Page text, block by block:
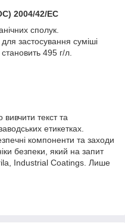
2004/42/EC
сполук.
застосування суміші
495 г/л.
текст та
етикетках.
компоненти та заходи
безпеки, який на запит
Industrial Coatings. Лише